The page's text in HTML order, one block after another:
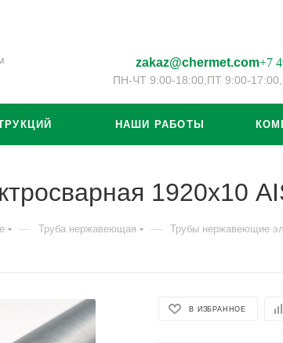
zakaz@chermet.com+7
ПН-ЧТ 9:00-18:00, ПТ 9:00-17:00,
НАШИ РАБОТЫ
1920х10
— Труба нержавеющая — Трубы нержавеющие
В ИЗБРАННОЕ